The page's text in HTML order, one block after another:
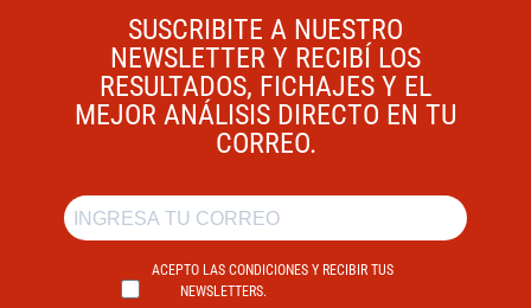
SUSCRIBITE A NUESTRO
NEWSLETTER Y RECIBÍ LOS
RESULTADOS, FICHAJES Y EL
MEJOR ANÁLISIS DIRECTO EN TU
CORREO.
ACEPTO LAS CONDICIONES Y RECIBIR TUS
NEWSLETTERS.